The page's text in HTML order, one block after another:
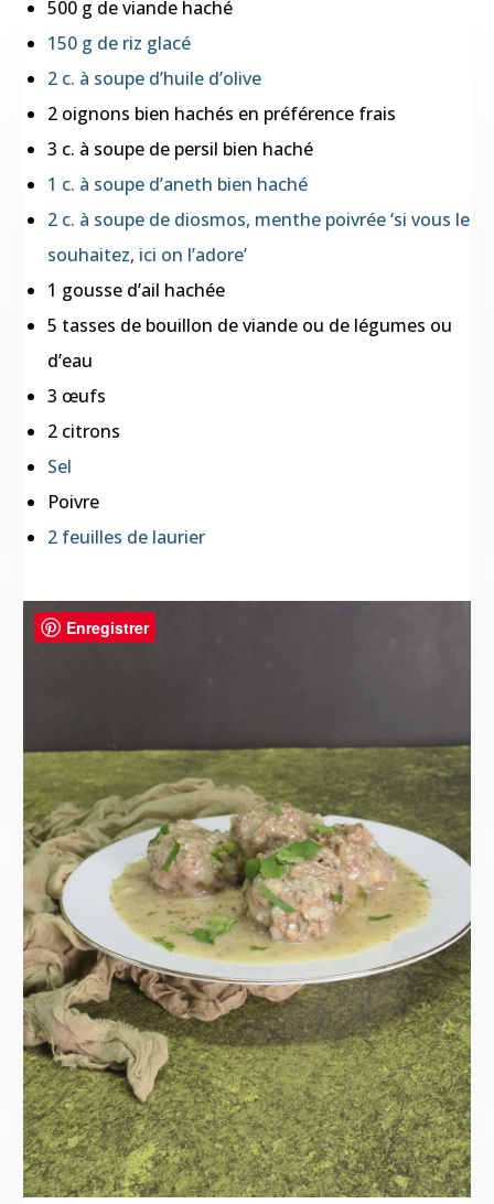
500 g de viande haché
150 g de riz glacé
2 c. à soupe d’huile d’olive
2 oignons bien hachés en préférence frais
3 c. à soupe de persil bien haché
1 c. à soupe d’aneth bien haché
2 c. à soupe de diosmos, menthe poivrée ‘si vous le
souhaitez, ici on l’adore’
1 gousse d’ail hachée
5 tasses de bouillon de viande ou de légumes ou
d’eau
3 œufs
2 citrons
Sel
Poivre
2 feuilles de laurier
Enregistrer